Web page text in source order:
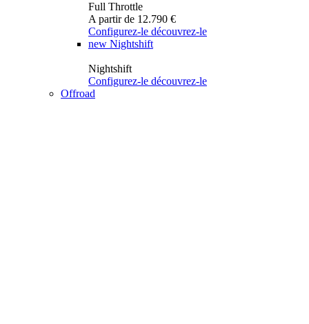
Full Throttle
A partir de 12.790 €
Configurez-le découvrez-le
new Nightshift
Nightshift
Configurez-le découvrez-le
Offroad